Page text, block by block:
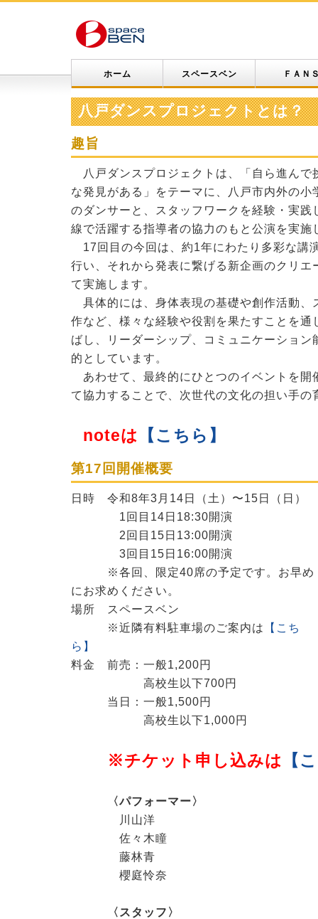
ホーム スペースベン ＦＡＮ
八戸ダンスプロジェクトとは？
趣旨
八戸ダンスプロジェクトは、「自ら進んで
な発見がある」をテーマに、八戸市内外の
のダンサーと、スタッフワークを経験・実践
線で活躍する指導者の協力のもと公演を実施
17回目の今回は、約1年にわたり多彩な講
行い、それから発表に繋げる新企画のクリエ
て実施します。
具体的には、身体表現の基礎や創作活動、
作など、様々な経験や役割を果たすことを通
ばし、リーダーシップ、コミュニケーショ
的としています。
あわせて、最終的にひとつのイベントを開
て協力することで、次世代の文化の担い手の
noteは 【こちら】
第17回開催概要
日時 令和8年3月14日（土）〜15日（日）
1回目14日18:30開演
2回目15日13:00開演
3回目15日16:00開演
※各回、限定40席の予定です。お早め
にお求めください。
場所 スペースベン
※近隣有料駐車場のご案内は
【こち
ら】
料金 前売：一般1,200円
高校生以下700円
当日：一般1,500円
高校生以下1,000円
※チケット申し込みは 【
〈パフォーマー〉
川山洋
佐々木瞳
藤林青
櫻庭怜奈
〈スタッフ〉